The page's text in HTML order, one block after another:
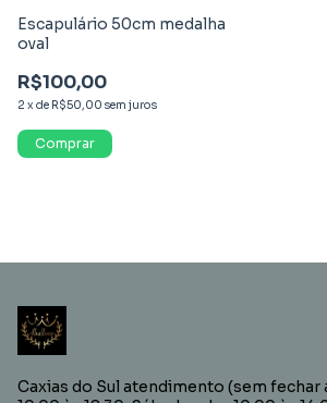
Escapulário 50cm medalha
oval
R$100,00
2 x de R$50,00 sem juros
Caxias do Sul atendimento (sem fechar